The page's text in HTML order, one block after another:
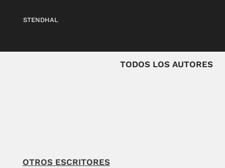
STENDHAL
TODOS LOS AUTORES
OTROS ESCRITORES